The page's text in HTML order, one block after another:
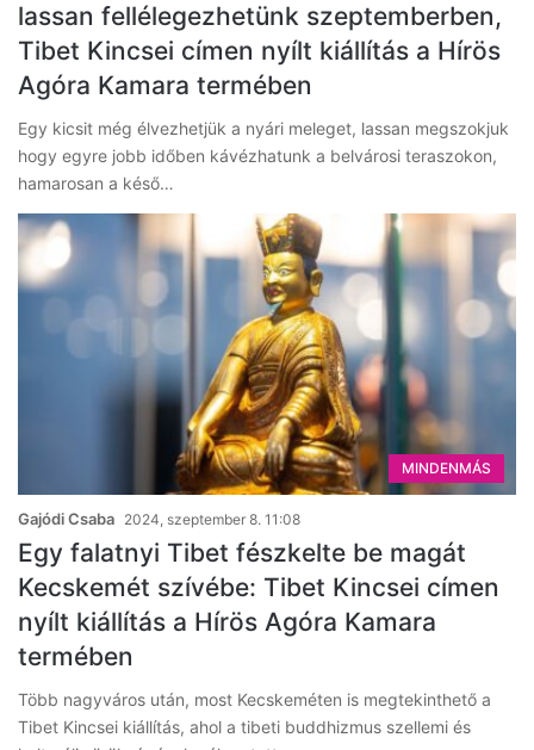
lassan fellélegezhetünk szeptemberben,
Tibet Kincsei címen nyílt kiállítás a Hírös
Agóra Kamara termében
Egy kicsit még élvezhetjük a nyári meleget, lassan megszokjuk
hogy egyre jobb időben kávézhatunk a belvárosi teraszokon,
hamarosan a késő…
MINDENMÁS
Gajódi Csaba 2024, szeptember 8. 11:08
Egy falatnyi Tibet fészkelte be magát
Kecskemét szívébe: Tibet Kincsei címen
nyílt kiállítás a Hírös Agóra Kamara
termében
Több nagyváros után, most Kecskeméten is megtekinthető a
Tibet Kincsei kiállítás, ahol a tibeti buddhizmus szellemi és